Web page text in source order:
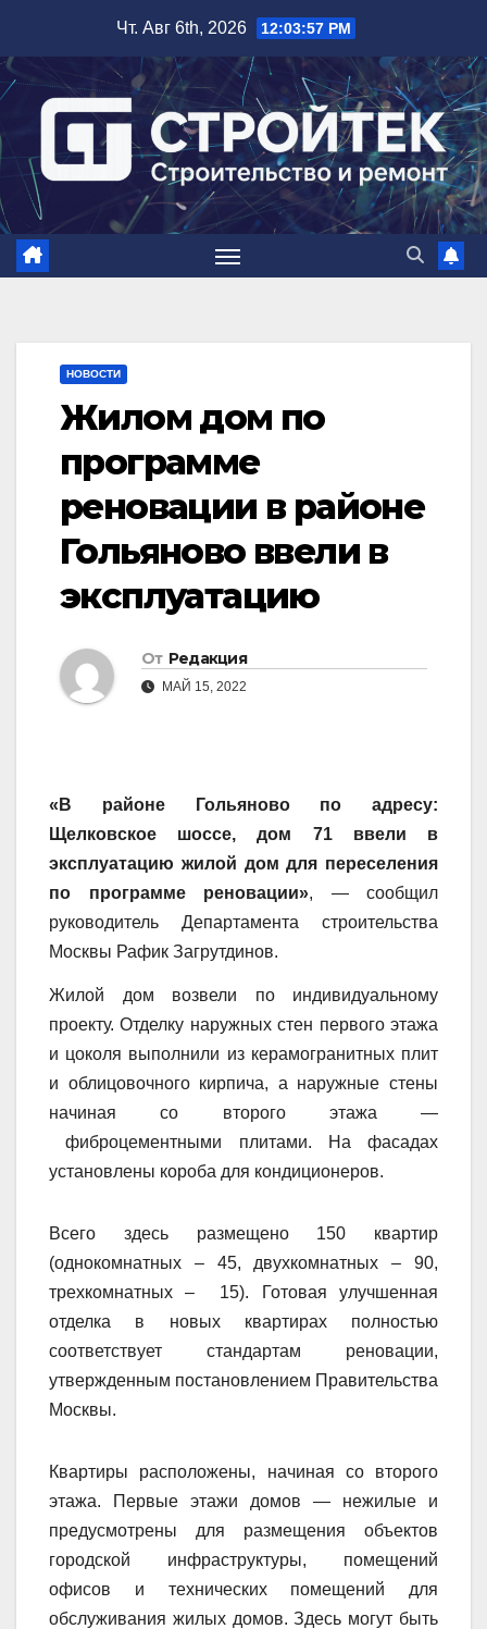
содержимому
Чт. Авг 6th, 2026 12:03:58 PM
НОВОСТИ
Жилом дом по
программе
реновации в районе
Гольяново ввели в
эксплуатацию
От Редакция
МАЙ 15, 2022
«В районе Гольяново по адресу:
Щелковское шоссе, дом 71 ввели в
эксплуатацию жилой дом для переселения
по программе реновации», — сообщил
руководитель Департамента строительства
Москвы Рафик Загрутдинов.
Жилой дом возвели по индивидуальному
проекту. Отделку наружных стен первого этажа
и цоколя выполнили из керамогранитных плит
и облицовочного кирпича, а наружные стены
начиная со второго этажа —
фиброцементными плитами. На фасадах
установлены короба для кондиционеров.
Всего здесь размещено 150 квартир
(однокомнатных – 45, двухкомнатных – 90,
трехкомнатных – 15). Готовая улучшенная
отделка в новых квартирах полностью
соответствует стандартам реновации,
утвержденным постановлением Правительства
Москвы.
Квартиры расположены, начиная со второго
этажа. Первые этажи домов — нежилые и
предусмотрены для размещения объектов
городской инфраструктуры, помещений
офисов и технических помещений для
обслуживания жилых домов. Здесь могут быть